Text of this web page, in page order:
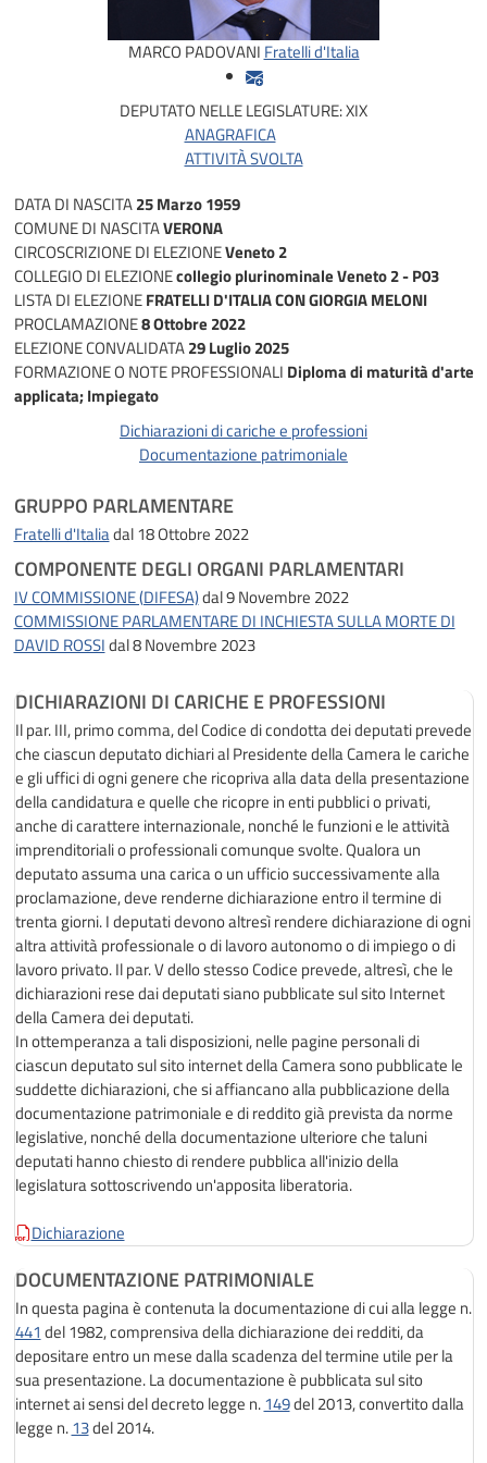
MARCO PADOVANI Fratelli d'Italia
DEPUTATO NELLE LEGISLATURE:XIX
ANAGRAFICA
ATTIVITÀ SVOLTA
DATA DI NASCITA25 Marzo 1959
COMUNE DI NASCITAVERONA
CIRCOSCRIZIONE DI ELEZIONEVeneto 2
COLLEGIO DI ELEZIONEcollegio plurinominale Veneto 2 - P03
LISTA DI ELEZIONEFRATELLI D'ITALIA CON GIORGIA MELONI
PROCLAMAZIONE8 Ottobre 2022
ELEZIONE CONVALIDATA29 Luglio 2025
FORMAZIONE O NOTE PROFESSIONALI Diploma di maturità d'arte
applicata; Impiegato
Dichiarazioni di cariche e professioni
Documentazione patrimoniale
GRUPPO PARLAMENTARE
Fratelli d'Italiadal 18 Ottobre 2022
COMPONENTE DEGLI ORGANI PARLAMENTARI
IV COMMISSIONE (DIFESA)dal 9 Novembre 2022
COMMISSIONE PARLAMENTARE DI INCHIESTA SULLA MORTE DI
DAVID ROSSIdal 8 Novembre 2023
DICHIARAZIONI DI CARICHE E PROFESSIONI
Il par. III, primo comma, del Codice di condotta dei deputati prevede
che ciascun deputato dichiari al Presidente della Camera le cariche
e gli uffici di ogni genere che ricopriva alla data della presentazione
della candidatura e quelle che ricopre in enti pubblici o privati,
anche di carattere internazionale, nonché le funzioni e le attività
imprenditoriali o professionali comunque svolte. Qualora un
deputato assuma una carica o un ufficio successivamente alla
proclamazione, deve renderne dichiarazione entro il termine di
trenta giorni. I deputati devono altresì rendere dichiarazione di ogni
altra attività professionale o di lavoro autonomo o di impiego o di
lavoro privato. Il par. V dello stesso Codice prevede, altresì, che le
dichiarazioni rese dai deputati siano pubblicate sul sito Internet
della Camera dei deputati.
In ottemperanza a tali disposizioni, nelle pagine personali di
ciascun deputato sul sito internet della Camera sono pubblicate le
suddette dichiarazioni, che si affiancano alla pubblicazione della
documentazione patrimoniale e di reddito già prevista da norme
legislative, nonché della documentazione ulteriore che taluni
deputati hanno chiesto di rendere pubblica all'inizio della
legislatura sottoscrivendo un'apposita liberatoria.
Dichiarazione
DOCUMENTAZIONE PATRIMONIALE
In questa pagina è contenuta la documentazione di cui alla legge n.
441 del 1982, comprensiva della dichiarazione dei redditi, da
depositare entro un mese dalla scadenza del termine utile per la
sua presentazione. La documentazione è pubblicata sul sito
internet ai sensi del decreto legge n.149del 2013, convertito dalla
legge n.13del 2014.